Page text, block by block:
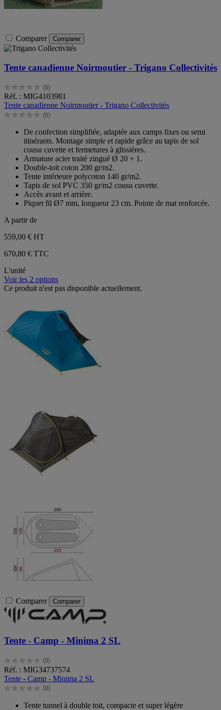
Comparer Comparer
Tente canadienne Noirmoutier - Trigano Collectivités
(0)
0.0
sur
5
étoiles.
Réf. : MIG4103981
Tente canadienne Noirmoutier - Trigano Collectivités
(0)
0.0
étoiles.
De confection simplifiée, adaptée aux camps fixes ou semi
itinérants. Montage simple et rapide grâce au tapis de sol
cousu cuvette et fermetures à glissières.
Armature acier traité zingué Ø 20 + 1.
Double-toit coton 200 gr/m2.
Tente intérieure polycoton 140 gr/m2.
Tapis de sol PVC 350 gr/m2 cousu cuvette.
Accès avant et arrière.
Piquet fil Ø7 mm, longueur 23 cm. Pointe de mat renforcée.
A partir de
559,00 € HT
670,80 € TTC
L'unité
Voir les 2 options
Ce produit n'est pas disponible actuellement.
Comparer Comparer
Tente - Camp - Minima 2 SL
(0)
0.0
sur
5
étoiles.
Réf. : MIG34737574
Tente - Camp - Minima 2 SL
(0)
0.0
Tente tunnel à double toit, compacte et super légère